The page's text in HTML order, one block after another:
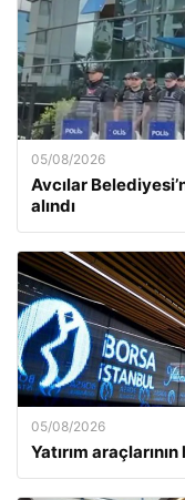
05/08/2026
Avcılar
alındı
05/08/2026
Yatırım